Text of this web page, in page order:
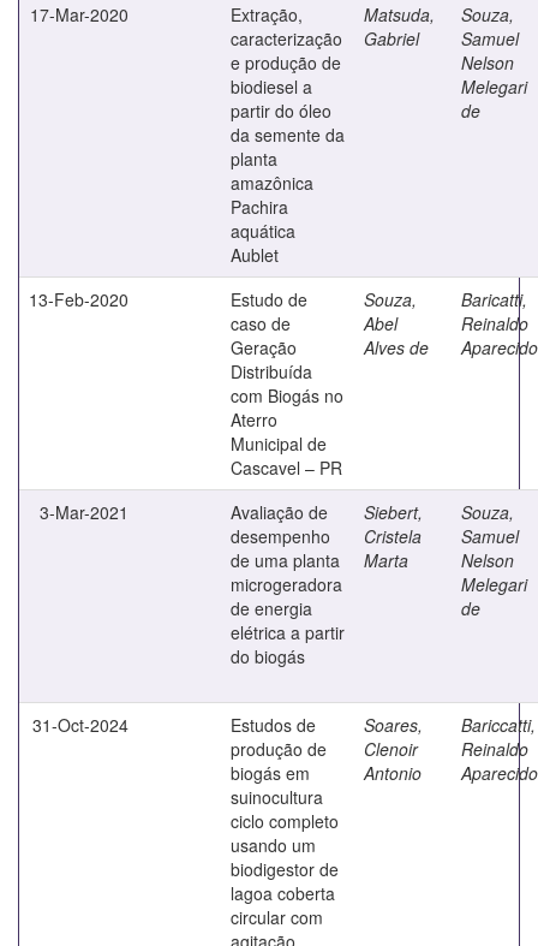
17-Mar-2020
Extração,
caracterização
e produção de
biodiesel a
partir do óleo
da semente da
planta
amazônica
Pachira
aquática
Aublet
Matsuda,
Gabriel
Souza,
Samuel
Nelson
Melegari
de
13-Feb-2020
Estudo de
caso de
Geração
Distribuída
com Biogás no
Aterro
Municipal de
Cascavel – PR
Souza,
Abel
Alves de
Baricatti,
Reinaldo
Aparecido
3-Mar-2021
Avaliação de
desempenho
de uma planta
microgeradora
de energia
elétrica a partir
do biogás
Siebert,
Cristela
Marta
Souza,
Samuel
Nelson
Melegari
de
31-Oct-2024
Estudos de
produção de
biogás em
suinocultura
ciclo completo
usando um
biodigestor de
lagoa coberta
circular com
agitação,
Soares,
Clenoir
Antonio
Bariccatti,
Reinaldo
Aparecido